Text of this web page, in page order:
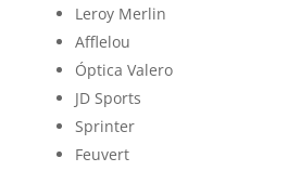
Leroy Merlin
Afflelou
Óptica Valero
JD Sports
Sprinter
Feuvert